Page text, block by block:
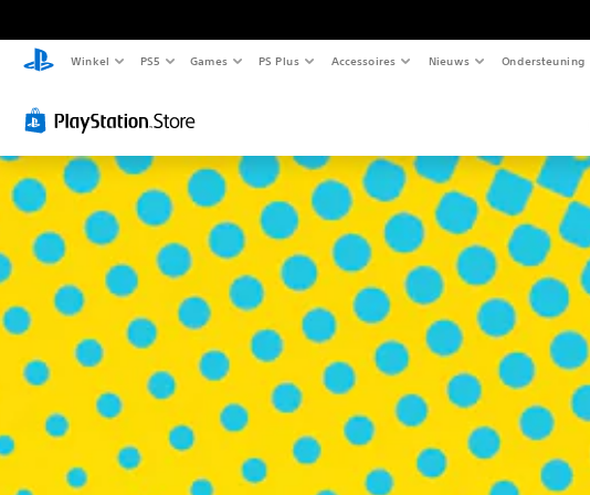
Winkel PS5 Games PS Plus Accessoires Nieuws Ondersteuning